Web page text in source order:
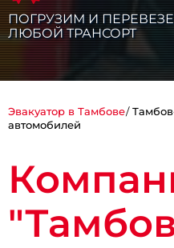
ПОГРУЗИМ И
ЛЮБОЙ ТРАНСОРТ
Эвакуатор в Тамбове
автомобилей